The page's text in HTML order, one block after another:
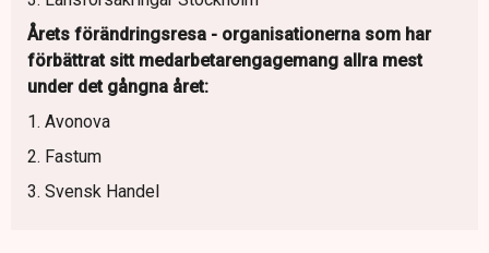
Årets förändringsresa - organisationerna som har
förbättrat sitt medarbetarengagemang allra mest
under det gångna året:
1. Avonova
2. Fastum
3. Svensk Handel